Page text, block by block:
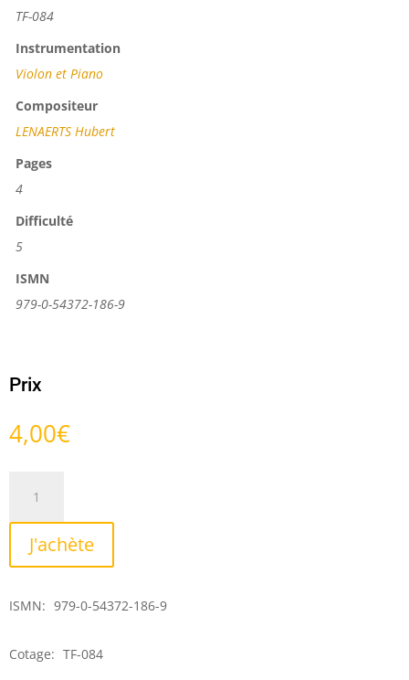
TF-084
Instrumentation
Violon et Piano
Compositeur
LENAERTS Hubert
Pages
4
Difficulté
5
ISMN
979-0-54372-186-9
Prix
4,00€
Stellaire
J'achète
ISMN: 979-0-54372-186-9
Cotage: TF-084